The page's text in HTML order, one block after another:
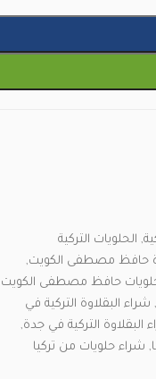
, الحلويات التركية
حافظ مصطفى الكويت,
حافظ مصطفى الكويت
, شراء البقلاوة التركية في
البقلاوة التركية في جدة,
, شراء حلويات من تركيا